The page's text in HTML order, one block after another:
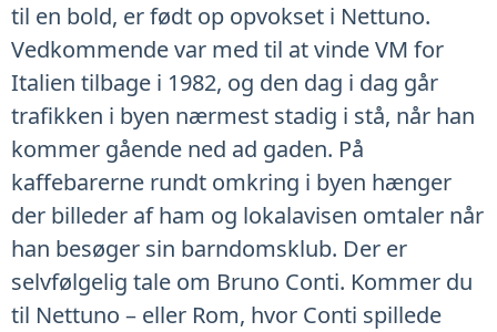
til en bold, er født op opvokset i Nettuno.
Vedkommende var med til at vinde VM for
Italien tilbage i 1982, og den dag i dag går
trafikken i byen nærmest stadig i stå, når han
kommer gående ned ad gaden. På
kaffebarerne rundt omkring i byen hænger
der billeder af ham og lokalavisen omtaler når
han besøger sin barndomsklub. Der er
selvfølgelig tale om Bruno Conti. Kommer du
til Nettuno – eller Rom, hvor Conti spillede